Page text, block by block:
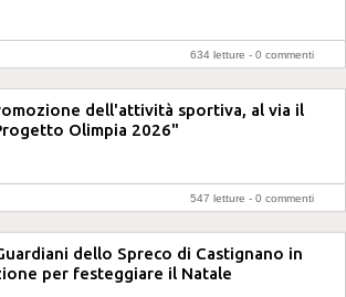
634 letture - 0 commenti
dell'attività sportiva, al via il
Olimpia 2026"
547 letture - 0 commenti
dello Spreco di Castignano in
per festeggiare il Natale